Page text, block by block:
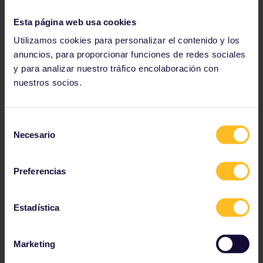
Esta página web usa cookies
Utilizamos cookies para personalizar el contenido y los
anuncios, para proporcionar funciones de redes sociales
y para analizar nuestro tráfico encolaboración con
nuestros socios.
Necesario
Preferencias
Estadística
Marketing
Reduce tu huella
Descubre por qué Interrail es la opción más
ecológica: hemos seleccionado 3 rutas populares de
Interrail, comparando el impacto ambiental de viajar